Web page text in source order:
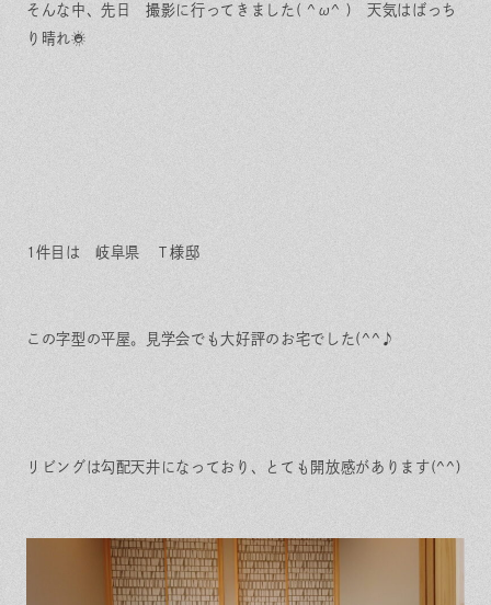
そんな中、先日 撮影に行ってきました( ^ω^ ) 天気はばっち
り晴れ☀
1件目は 岐阜県 Ｔ様邸
この字型の平屋。見学会でも大好評のお宅でした(^^♪
リビングは勾配天井になっており、とても開放感があります(^^)